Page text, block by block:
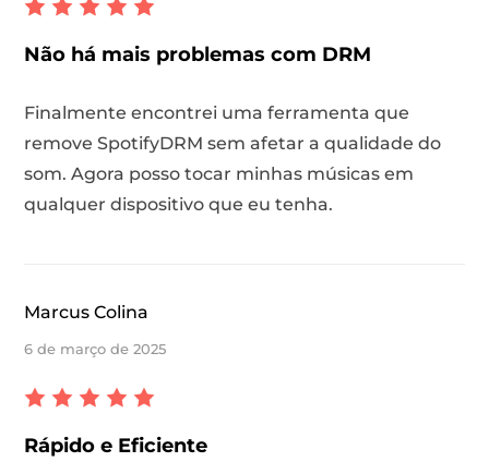
Não há mais problemas com DRM
Finalmente encontrei uma ferramenta que
remove SpotifyDRM sem afetar a qualidade do
som. Agora posso tocar minhas músicas em
qualquer dispositivo que eu tenha.
Marcus Colina
6 de março de 2025
Rápido e Eficiente